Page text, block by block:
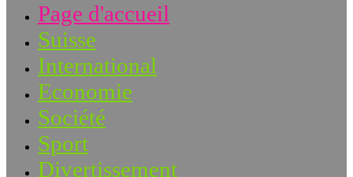
Page d'accueil
Suisse
International
Economie
Société
Sport
Divertissement